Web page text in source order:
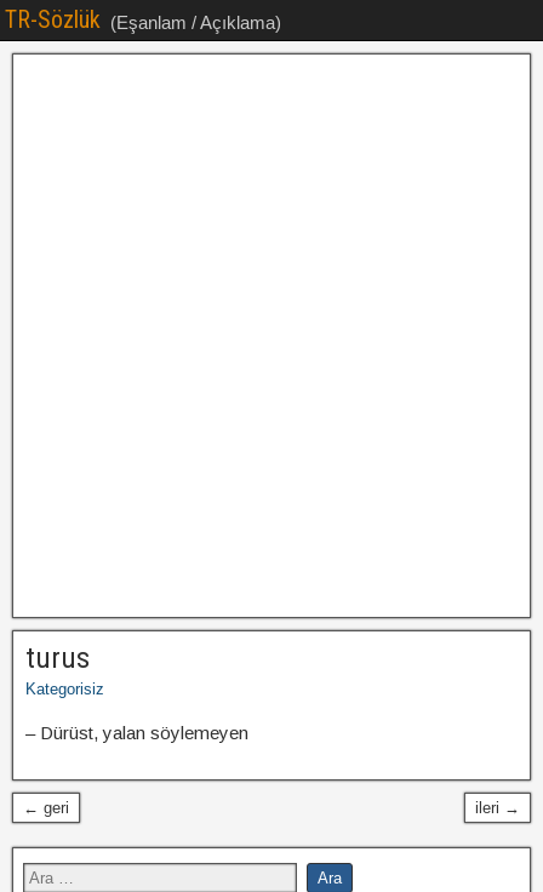
TR-Sözlük (Eşanlam / Açıklama)
turus
Kategorisiz
– Dürüst, yalan söylemeyen
← geri ileri →